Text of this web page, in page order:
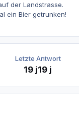
der Landstrasse.
ein Bier getrunken!
Letzte Antwort
19 j19 j